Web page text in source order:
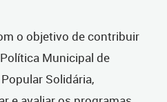
o objetivo de contribuir
Municipal de
Solidária,